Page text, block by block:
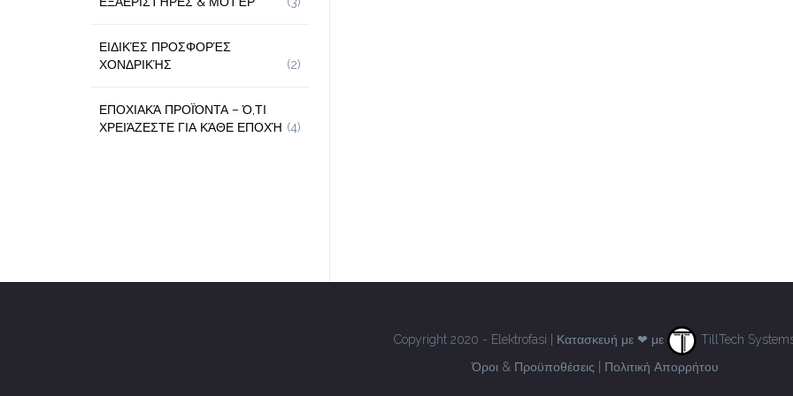
ΕΙΔΙΚΈΣ ΠΡΟΣΦΟΡΈΣ
ΧΟΝΔΡΙΚΉΣ
(2)
ΕΠΟΧΙΑΚΆ ΠΡΟΪΌΝΤΑ – Ό,ΤΙ
ΧΡΕΙΆΖΕΣΤΕ ΓΙΑ ΚΆΘΕ ΕΠΟΧΉ (4)
Copyright 2020 - Elektrofasi | Κατασκευή με ❤ με
TillTech
Όροι & Προϋποθέσεις
Πολιτική Απορρήτου